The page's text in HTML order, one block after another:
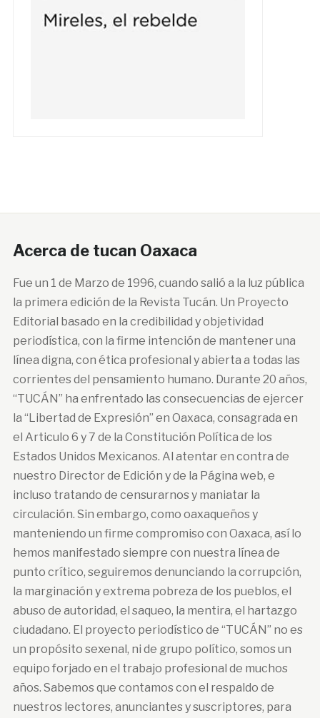
Acerca de tucan Oaxaca
Fue un 1 de Marzo de 1996, cuando salió a la luz pública
la primera edición de la Revista Tucán. Un Proyecto
Editorial basado en la credibilidad y objetividad
periodística, con la firme intención de mantener una
línea digna, con ética profesional y abierta a todas las
corrientes del pensamiento humano. Durante 20 años,
“TUCÁN” ha enfrentado las consecuencias de ejercer
la “Libertad de Expresión” en Oaxaca, consagrada en
el Articulo 6 y 7 de la Constitución Política de los
Estados Unidos Mexicanos. Al atentar en contra de
nuestro Director de Edición y de la Página web, e
incluso tratando de censurarnos y maniatar la
circulación. Sin embargo, como oaxaqueños y
manteniendo un firme compromiso con Oaxaca, así lo
hemos manifestado siempre con nuestra línea de
punto crítico, seguiremos denunciando la corrupción,
la marginación y extrema pobreza de los pueblos, el
abuso de autoridad, el saqueo, la mentira, el hartazgo
ciudadano. El proyecto periodístico de “TUCÁN” no es
un propósito sexenal, ni de grupo político, somos un
equipo forjado en el trabajo profesional de muchos
años. Sabemos que contamos con el respaldo de
nuestros lectores, anunciantes y suscriptores, para